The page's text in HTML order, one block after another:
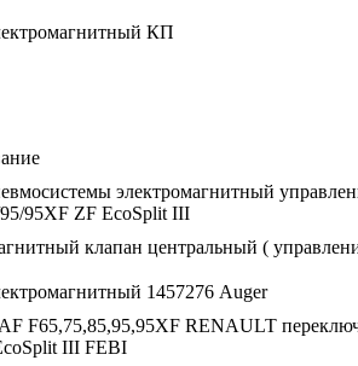
КП
электромагнитный
95XF ZF EcoSplit III
клапан центральный (
1457276 Auger
F65,75,85,95,95XF RENAULT
III FEBI